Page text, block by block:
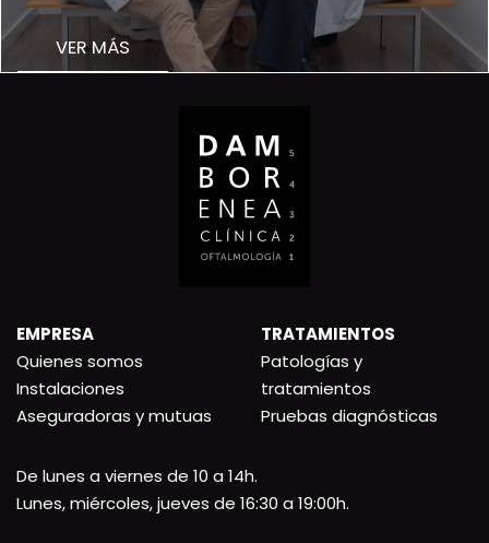
VER MÁS
EMPRESA
Quienes somos
Instalaciones
Aseguradoras y mutuas
TRATAMIENTOS
Patologías y
tratamientos
Pruebas diagnósticas
De lunes a viernes de 10 a 14h.
Lunes, miércoles, jueves de 16:30 a 19:00h.